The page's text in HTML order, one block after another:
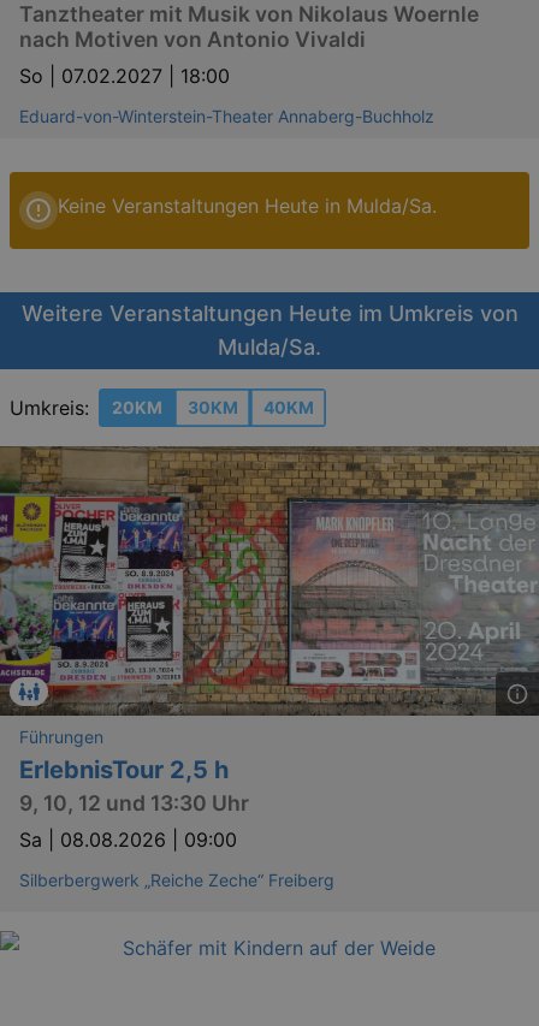
Tanztheater mit Musik von Nikolaus Woernle
nach Motiven von Antonio Vivaldi
So | 07.02.2027 | 18:00
Eduard-von-Winterstein-Theater Annaberg-Buchholz
Keine Veranstaltungen Heute in Mulda/Sa.
Weitere Veranstaltungen Heute im Umkreis von
Mulda/Sa.
Umkreis: 20KM 30KM 40KM
Führungen
ErlebnisTour 2,5 h
9, 10, 12 und 13:30 Uhr
Sa | 08.08.2026 | 09:00
Silberbergwerk „Reiche Zeche“ Freiberg